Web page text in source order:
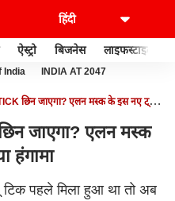
ऐस्ट्रो बिजनेस लाइफस्टाइल
India INDIA AT 2047
छिन जाएगा? एलन मस्क के इस नए ट्वीट
जाएगा? एलन मस्क
हंगामा
पहले मिला हुआ था तो अब